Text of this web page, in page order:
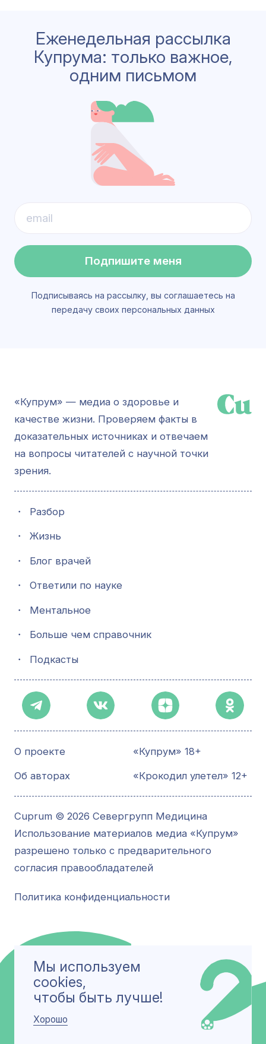
Мы используем
cookies,
чтобы быть лучше!
Хорошо
Еженедельная рассылка
Купрума: только важное,
одним письмом
Подпишите меня
Подписываясь на рассылку, вы соглашаетесь на
передачу своих персональных данных
«Купрум» — медиа о здоровье и
качестве жизни. Проверяем факты в
доказательных источниках и отвечаем
на вопросы читателей с научной точки
зрения.
・ Разбор
・ Жизнь
・ Блог врачей
・ Ответили по науке
・ Ментальное
・ Больше чем справочник
・ Подкасты
О проекте
Об авторах
«Купрум» 18+
«Крокодил улетел» 12+
Cuprum © 2026 Севергрупп Медицина
Использование материалов медиа «Купрум»
разрешено только с предварительного
согласия правообладателей
Политика конфиденциальности